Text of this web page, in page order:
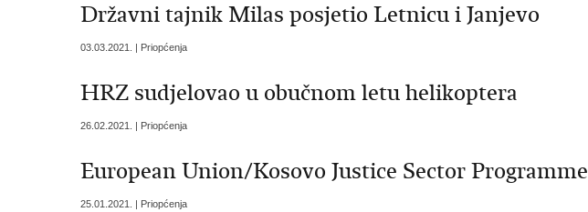
Državni tajnik Milas posjetio Letnicu i Janjevo
03.03.2021. | Priopćenja
HRZ sudjelovao u obučnom letu helikoptera
26.02.2021. | Priopćenja
European Union/Kosovo Justice Sector Programme
25.01.2021. | Priopćenja